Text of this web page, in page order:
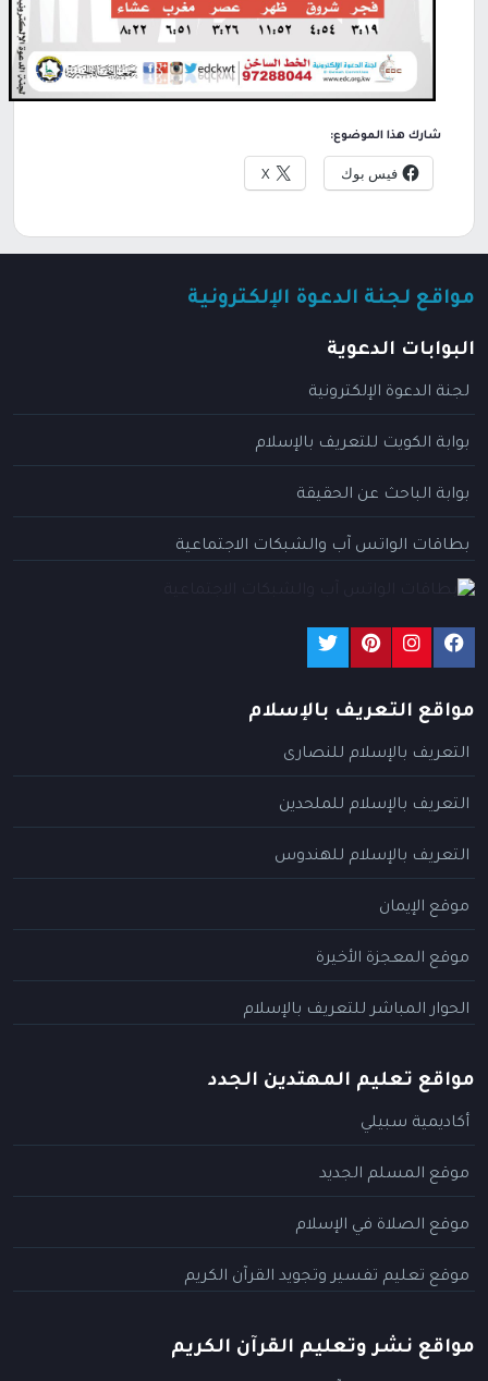
شارك هذا الموضوع:
فيس بوك X
مواقع لجنة الدعوة الإلكترونية
البوابات الدعوية
لجنة الدعوة الإلكترونية
بوابة الكويت للتعريف بالإسلام
بوابة الباحث عن الحقيقة
بطاقات الواتس آب والشبكات الاجتماعية
مواقع التعريف بالإسلام
التعريف بالإسلام للنصارى
التعريف بالإسلام للملحدين
التعريف بالإسلام للهندوس
موقع الإيمان
موقع المعجزة الأخيرة
الحوار المباشر للتعريف بالإسلام
مواقع تعليم المهتدين الجدد
أكاديمية سبيلي
موقع المسلم الجديد
موقع الصلاة في الإسلام
موقع تعليم تفسير وتجويد القرآن الكريم
مواقع نشر وتعليم القرآن الكريم